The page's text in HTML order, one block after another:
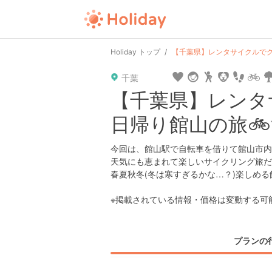
Holiday トップ 【千葉県】レンタサイクル
千葉
user
kyoto
time guide
【千葉県】レン
日帰り館山の旅
今回は、館山駅で自転車を借りて館山市
天気にも恵まれて楽しいサイクリング旅
春夏秋冬(冬は寒すぎるかな…？)楽しめる
※掲載されている情報・価格は変動する可
プランの